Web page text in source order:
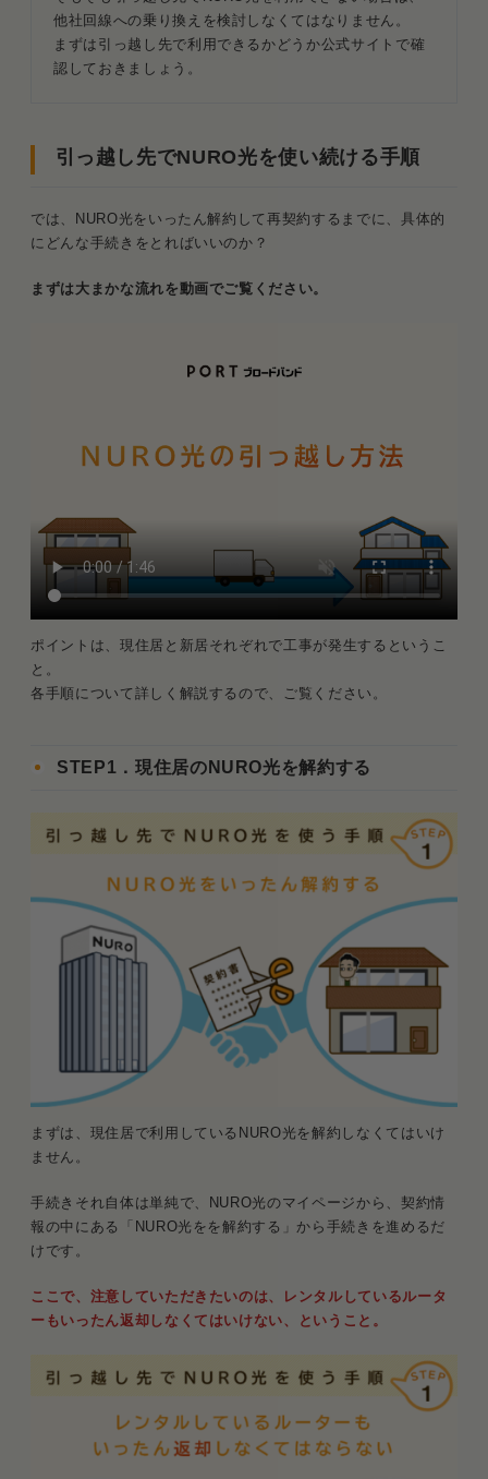
他社回線への乗り換えを検討しなくてはなりません。
まずは引っ越し先で利用できるかどうか公式サイトで確
認しておきましょう。
引っ越し先でNURO光を使い続ける手順
では、NURO光をいったん解約して再契約するまでに、具体的
にどんな手続きをとればいいのか？
まずは大まかな流れを動画でご覧ください。
ポイントは、現住居と新居それぞれで工事が発生するというこ
と。
各手順について詳しく解説するので、ご覧ください。
STEP1．現住居のNURO光を解約する
まずは、現住居で利用しているNURO光を解約しなくてはいけ
ません。
手続きそれ自体は単純で、NURO光のマイページから、契約情
報の中にある「NURO光をを解約する」から手続きを進めるだ
けです。
ここで、注意していただきたいのは、レンタルしているルータ
ーもいったん返却しなくてはいけない、ということ。